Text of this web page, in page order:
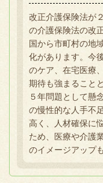
改正介護保険法が
の介護保険法の改
国から市町村の地
化があります。今
のケア、在宅医療
期待も強まること
５年問題として懸
の慢性的な人手不
高く、人材確保に
ため、医療や介護
のイメージアップ